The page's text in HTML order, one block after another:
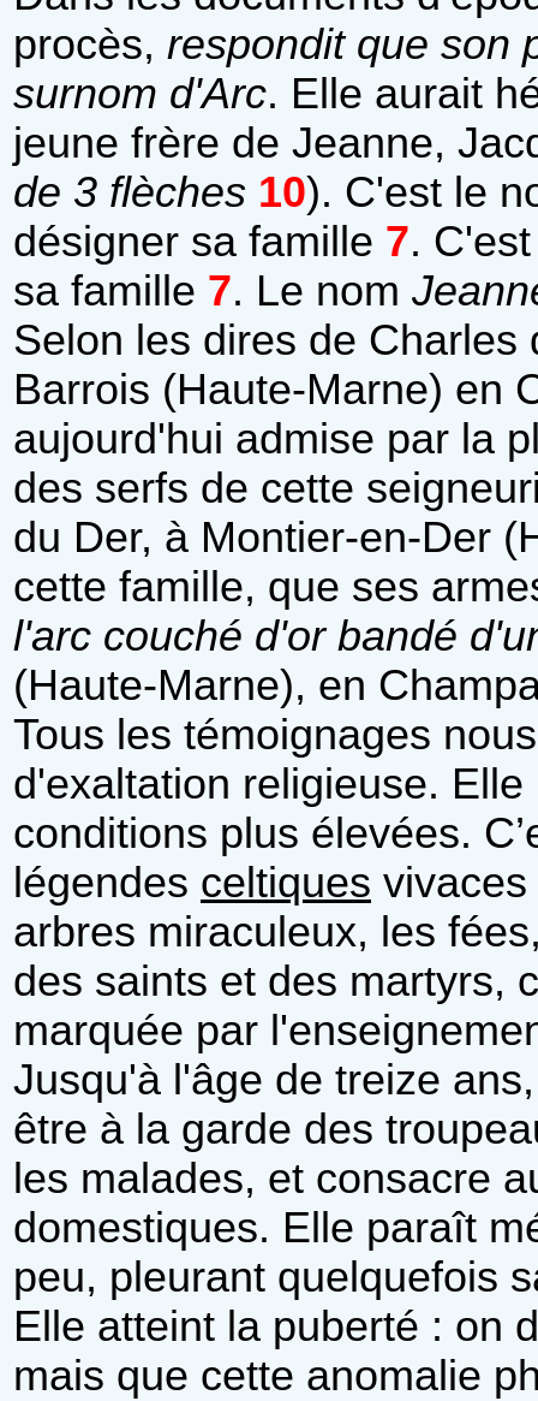
procès, respondit que son
surnom d'Arc. Elle aurait
jeune frère de Jeanne,
de 3 flèches 10). C'est le
désigner sa famille 7.
sa famille 7. Le nom
Selon les dires de
Barrois (Haute-Marne) en
aujourd'hui admise par la
des serfs de cette
du Der, à Montier-en-Der
cette famille, que ses
l'arc couché d'or bandé
(Haute-Marne), en
Tous les témoignages
d'exaltation religieuse.
conditions plus élevées.
légendes celtiques
arbres miraculeux, les
des saints et des martyrs,
marquée par
Jusqu'à l'âge de treize
être à la garde des
les malades, et consacre
domestiques. Elle paraît
peu, pleurant quelquefois
Elle atteint la puberté : on
mais que cette anomalie